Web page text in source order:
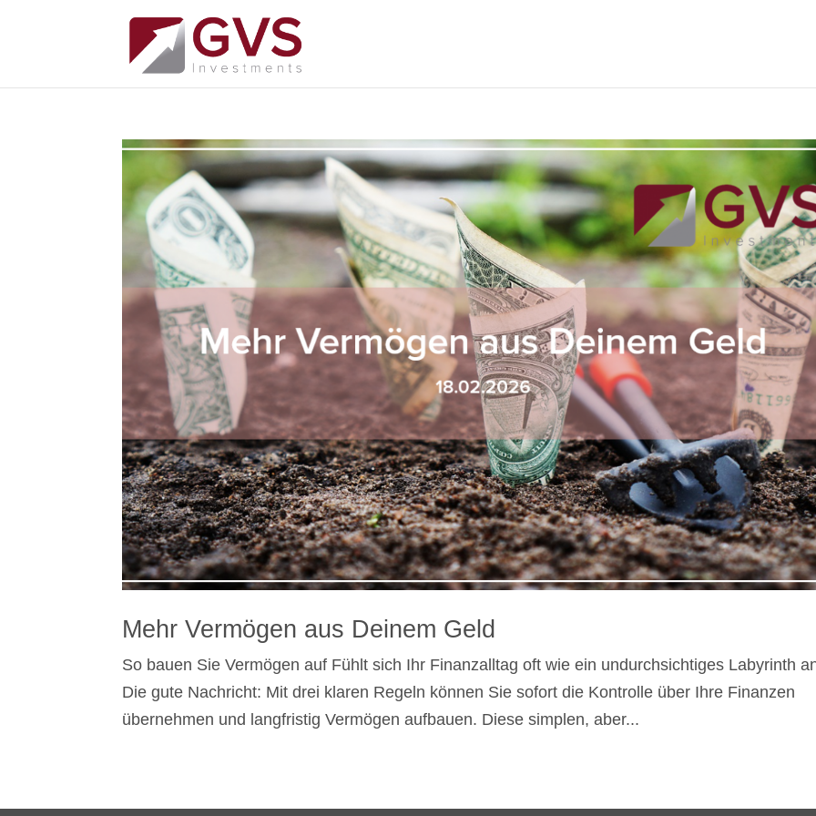
Mehr Vermögen aus Deinem Geld
So bauen Sie Vermögen auf Fühlt sich Ihr Finanzalltag oft wie ein undurchsichtiges Labyrinth
Die gute Nachricht: Mit drei klaren Regeln können Sie sofort die Kontrolle über Ihre Finanzen
übernehmen und langfristig Vermögen aufbauen. Diese simplen, aber...